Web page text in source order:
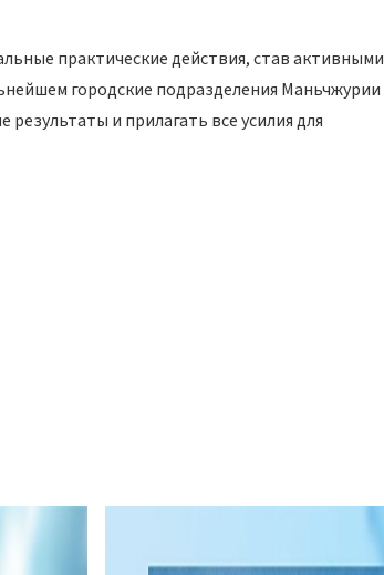
практические действия, став активными
городские подразделения Маньчжурии
и прилагать все усилия для